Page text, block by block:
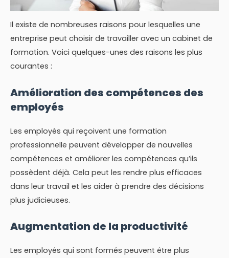
Il existe de nombreuses raisons pour lesquelles une
entreprise peut choisir de travailler avec un cabinet de
formation. Voici quelques-unes des raisons les plus
courantes :
Amélioration des compétences des
employés
Les employés qui reçoivent une formation
professionnelle peuvent développer de nouvelles
compétences et améliorer les compétences qu’ils
possèdent déjà. Cela peut les rendre plus efficaces
dans leur travail et les aider à prendre des décisions
plus judicieuses.
Augmentation de la productivité
Les employés qui sont formés peuvent être plus